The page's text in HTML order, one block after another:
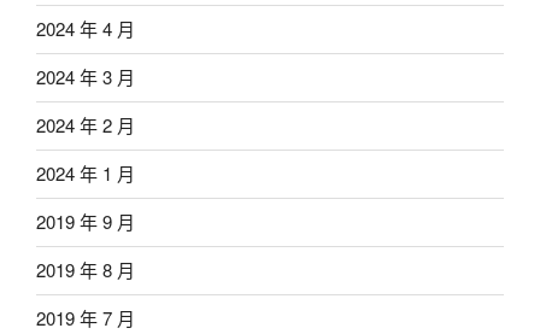
2024 年 4 月
2024 年 3 月
2024 年 2 月
2024 年 1 月
2019 年 9 月
2019 年 8 月
2019 年 7 月